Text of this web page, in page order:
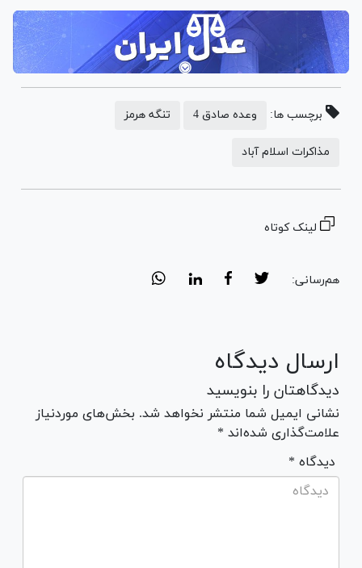
برچسب ها: وعده صادق 4 تنگه هرمز
مذاکرات اسلام آباد
لینک کوتاه
هم‌رسانی:
ارسال دیدگاه
دیدگاهتان را بنویسید
نشانی ایمیل شما منتشر نخواهد شد. بخش‌های موردنیاز
علامت‌گذاری شده‌اند *
* دیدگاه